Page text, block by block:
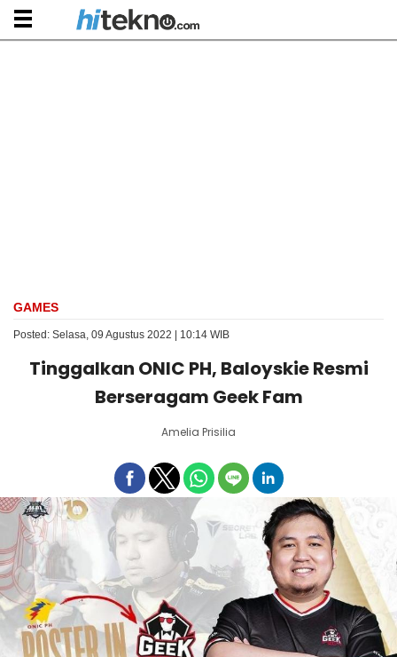
GAMES
Posted: Selasa, 09 Agustus 2022 | 10:14 WIB
Tinggalkan ONIC PH, Baloyskie Resmi
Berseragam Geek Fam
Amelia Prisilia